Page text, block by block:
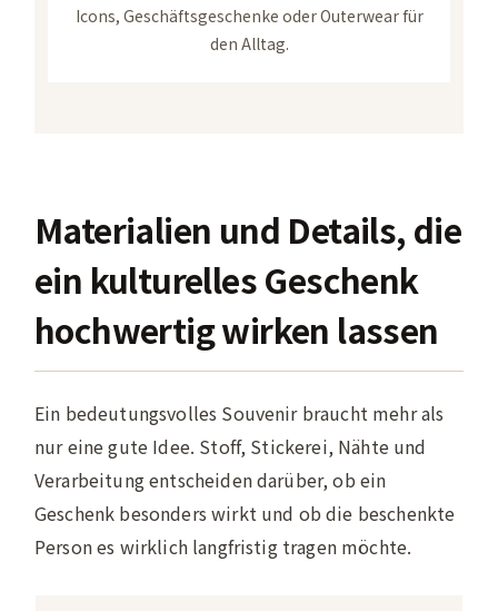
Icons, Geschäftsgeschenke oder Outerwear für
den Alltag.
Materialien und Details, die
ein kulturelles Geschenk
hochwertig wirken lassen
Ein bedeutungsvolles Souvenir braucht mehr als
nur eine gute Idee. Stoff, Stickerei, Nähte und
Verarbeitung entscheiden darüber, ob ein
Geschenk besonders wirkt und ob die beschenkte
Person es wirklich langfristig tragen möchte.